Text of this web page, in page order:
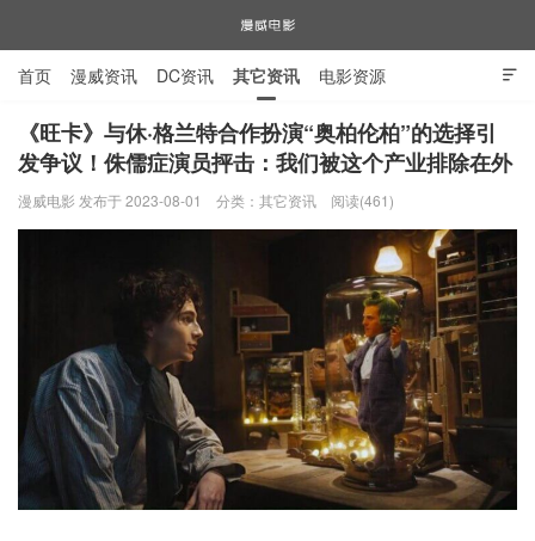
漫威电影

首页 漫威资讯 DC资讯 其它资讯 电影资源
电视剧资源 漫威图片
《旺卡》与休·格兰特合作扮演“奥柏伦柏”的选择引
发争议！侏儒症演员抨击：我们被这个产业排除在外
漫威电影 发布于 2023-08-01 分类： 其它资讯 阅读(461)